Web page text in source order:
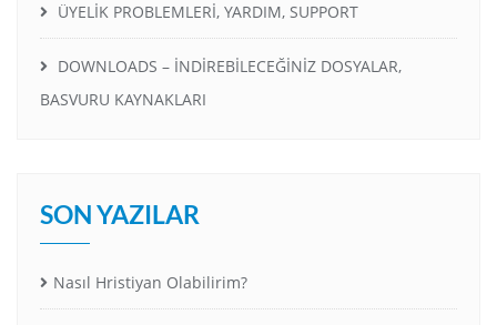
ÜYELİK PROBLEMLERİ, YARDIM, SUPPORT
DOWNLOADS – İNDİREBİLECEĞİNİZ DOSYALAR,
BASVURU KAYNAKLARI
SON YAZILAR
Nasıl Hristiyan Olabilirim?